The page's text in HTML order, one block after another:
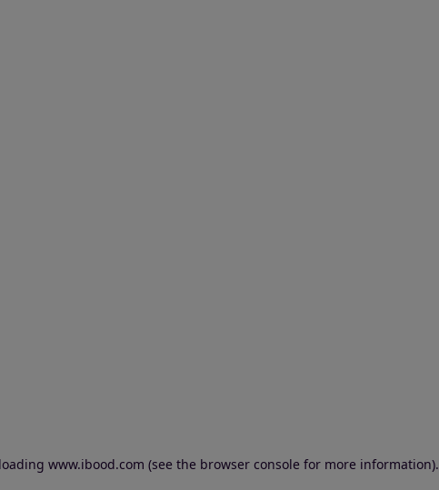
www.ibood.com (see the browser console for more information).